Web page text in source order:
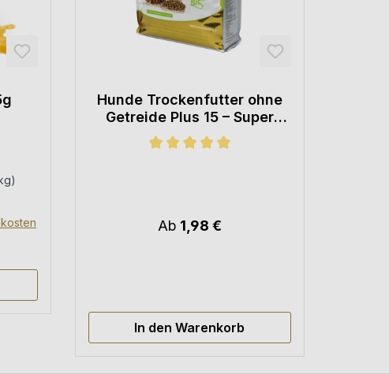
Hunde Trockenfutter ohne
Getreide Plus 15 – Super
Premium für sensible Hunde
Ab 1,98 €
In den Warenkorb